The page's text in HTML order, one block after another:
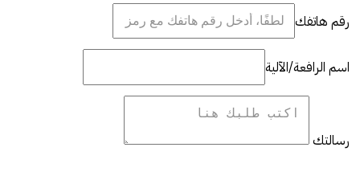
رقم هاتفك
اسم الرافعة/الآلية
رسالتك